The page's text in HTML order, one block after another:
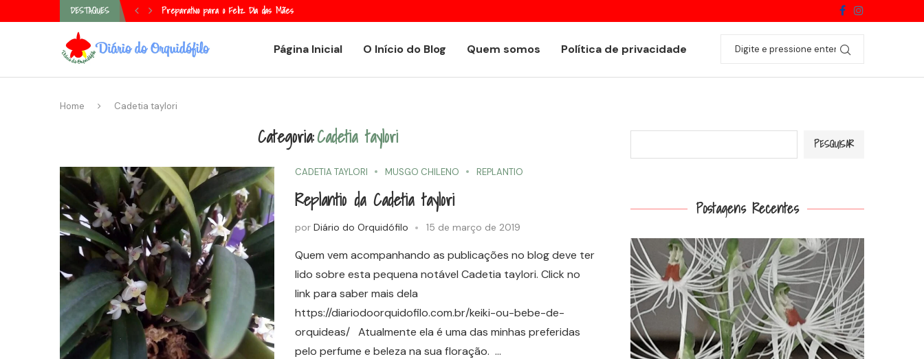
DESTAQUES Preparativo para o Feliz Dia das Mães
Episcia, tapete de rainha ou laço de amor
Página Inicial O Início do Blog Quem somos Política de privacidade
Home Cadetia taylori
Categoria:Cadetia taylori
CADETIA TAYLORI MUSGO CHILENO REPLANTIO
Replantio da Cadetia taylori
por Diário do Orquidófilo 15 de março de 2019
Quem vem acompanhando as publicações no blog deve ter
lido sobre esta pequena notável Cadetia taylori. Click no
link para saber mais dela
https://diariodoorquidofilo.com.br/keiki-ou-bebe-de-
orquideas/ Atualmente ela é uma das minhas preferidas
pelo perfume e beleza na sua floração. …
PESQUISAR
Postagens Recentes